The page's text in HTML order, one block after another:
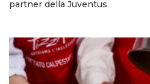
partner della Juventus